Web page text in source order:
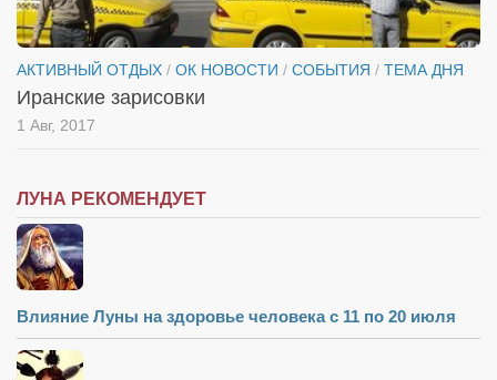
АКТИВНЫЙ ОТДЫХ / ОК НОВОСТИ / СОБЫТИЯ / ТЕМА ДНЯ
Иранские зарисовки
1 Авг, 2017
ЛУНА РЕКОМЕНДУЕТ
Влияние Луны на здоровье человека с 11 по 20 июля